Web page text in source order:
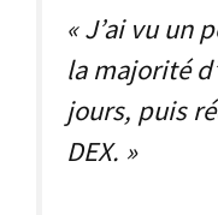
« J’ai vu un
la majorité
jours, puis
DEX. »